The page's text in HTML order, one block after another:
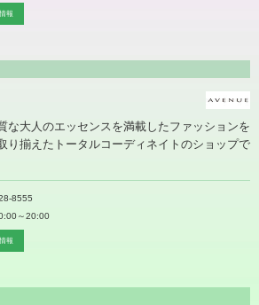
報
な大人のエッセンスを満載したファッションを
り揃えたトータルコーディネイトのショップで
8555
～20:00
報